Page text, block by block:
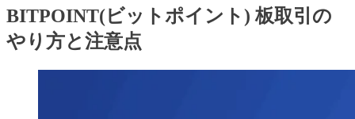
BITPOINT(ビットポイント) 板取引の
やり方と注意点